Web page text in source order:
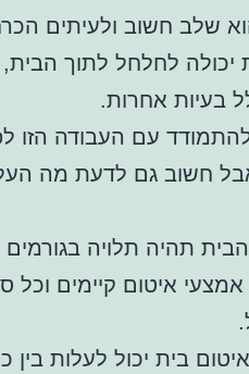
שלב חשוב ולעיתים
יכולה לחלחל לתוך
בעיות אחרות.
עם העבודה הזו
חשוב גם לדעת מה
תהיה תלויה
איטום קיימים וכל
בית יכול לעלות